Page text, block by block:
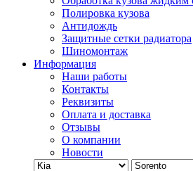
Полировка кузова
Антидождь
Защитные сетки радиатора
Шиномонтаж
Информация
Наши работы
Контакты
Реквизиты
Оплата и доставка
Отзывы
О компании
Новости